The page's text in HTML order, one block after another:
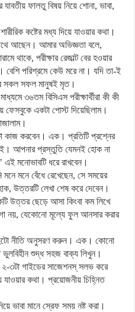
যাবতীয় ফালতু বিষয় নিয়ে শোনা, ভাবা,
কষ্টের মধ্য দিয়ে যাওয়ার কথা।
আছেন। আমার অভিজ্ঞতা বলে,
থাকে, পরীক্ষার রেজাল্ট বের হওয়ার
বেশি পরিশ্রমে কেউ মরে না। যদি তা-ই
সকল সফল মানুষই মৃত।
৩৬তম বিসিএস পরীক্ষার্থীরা কী কী
ফেসবুকে একটা পোস্ট দিয়েছিলাম।
কাজ করবেন। এক। প্রতিটি প্রশ্নের
আপনার প্রস্তুতি যেমনই হোক না
মনোভাবটি ধরে রাখবেন।
মনে বেঁধে রেখেছেন, সে সময়ের
উত্তরটি লেখা শেষ করে দেবেন।
উত্তর ছেড়ে আসা কিংবা কম লিখে
নয়, যেকোনো মূল্যে ফুল আনসার করার
দুটো নীতি অনুসরণ করুন। এক। কোনো
শুদ্ধ সহজ বাক্য লিখুন।
৩টা গাইডের সাজেশনস্ সলভ করে
কথা। প্রয়োজনীয় চিহ্নিত
ভাবা মানে স্রেফ সময় নষ্ট করা।